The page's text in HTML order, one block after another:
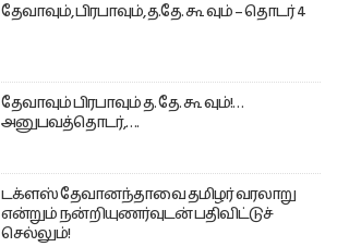
தேவாவும், பிரபாவும், த.தே. கூ வும் – தொடர் 4
தேவாவும் பிரபாவும் த. தே. கூ வும்!…
அனுபவத்தொடர்,….
டக்ளஸ் தேவானந்தாவை தமிழர் வரலாறு
என்றும் நன்றியுணர்வுடன் பதிவிட்டுச்
செல்லும்!